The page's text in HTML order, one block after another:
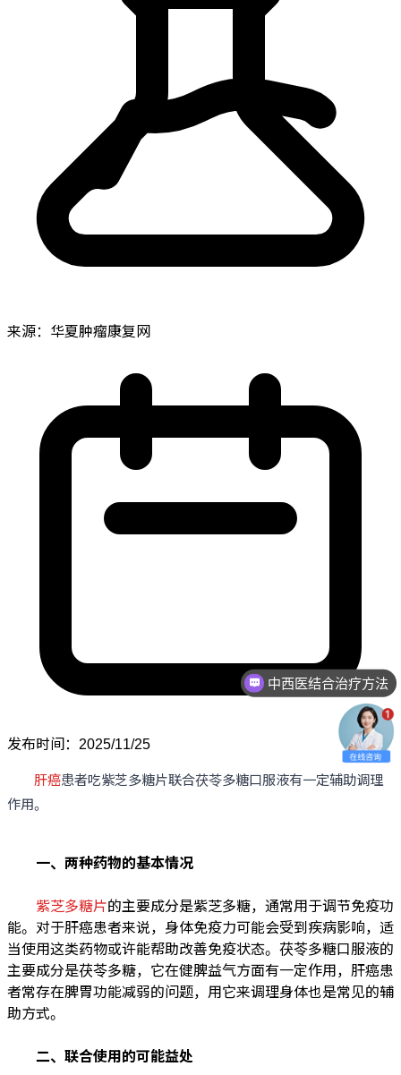
来源：华夏肿瘤康复网
发布时间：2025/11/25
肝癌患者吃紫芝多糖片联合茯苓多糖口服液有一定辅助调理
作用。
一、两种药物的基本情况
紫芝多糖片的主要成分是紫芝多糖，通常用于调节免疫功
能。对于肝癌患者来说，身体免疫力可能会受到疾病影响，适
当使用这类药物或许能帮助改善免疫状态。茯苓多糖口服液的
主要成分是茯苓多糖，它在健脾益气方面有一定作用，肝癌患
者常存在脾胃功能减弱的问题，用它来调理身体也是常见的辅
助方式。
二、联合使用的可能益处
中西医结合治疗方法